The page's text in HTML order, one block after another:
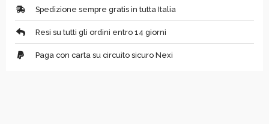
Spedizione sempre gratis in tutta Italia
Resi su tutti gli ordini entro 14 giorni
Paga con carta su circuito sicuro Nexi